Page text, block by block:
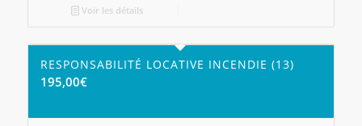
Voir les détails
RESPONSABILITÉ LOCATIVE INCENDIE (13)
195,00€